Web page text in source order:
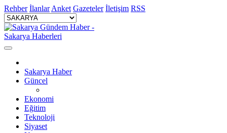
Rehber İlanlar Anket Gazeteler İletişim RSS
Sakarya Haber
Güncel
Ekonomi
Eğitim
Teknoloji
Siyaset